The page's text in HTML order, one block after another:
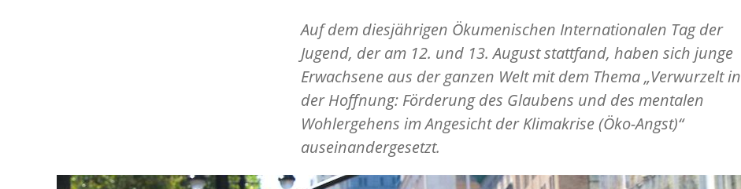
Auf dem diesjährigen Ökumenischen Internationalen Tag der
Jugend, der am 12. und 13. August stattfand, haben sich junge
Erwachsene aus der ganzen Welt mit dem Thema „Verwurzelt in
der Hoffnung: Förderung des Glaubens und des mentalen
Wohlergehens im Angesicht der Klimakrise (Öko-Angst)“
auseinandergesetzt.
Image